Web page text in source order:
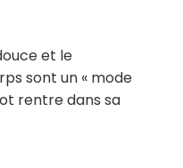
et le
sont un « mode
rentre dans sa